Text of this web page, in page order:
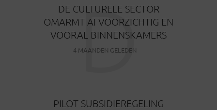
DE CULTURELE SECTOR
OMARMT AI VOORZICHTIG EN
VOORAL BINNENSKAMERS
4 MAANDEN GELEDEN
D
PILOT SUBSIDIEREGELING